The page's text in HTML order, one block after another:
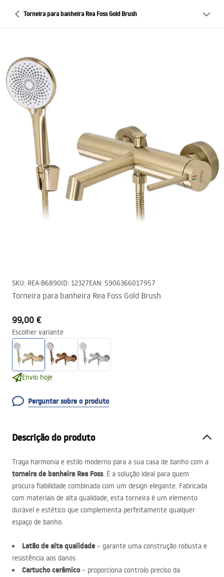
Torneira para banheira Rea Foss Gold Brush
SKU: REA-B6890ID: 12327EAN: 5906366017957
Torneira para banheira Rea Foss Gold Brush
99,00 €
Escolher variante
Envio hoje
Perguntar sobre o produto
Descrição do produto
Traga harmonia e estilo moderno para a sua casa de banho com a
torneira de banheira Rea Foss. É a solução ideal para quem
procura fiabilidade combinada com um design elegante. Fabricada
com materiais de alta qualidade, esta torneira é um elemento
durável e estético que complementa perfeitamente qualquer
espaço de banho.
Latão de alta qualidade – garante uma construção robusta e
resistência aos danos
Cartucho cerâmico– proporciona controlo preciso da